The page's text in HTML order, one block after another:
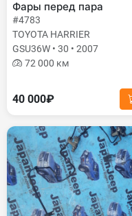
Фары перед пара
#4783
TOYOTA HARRIER
GSU36W • 30 • 2007
72 000 км
40 000₽